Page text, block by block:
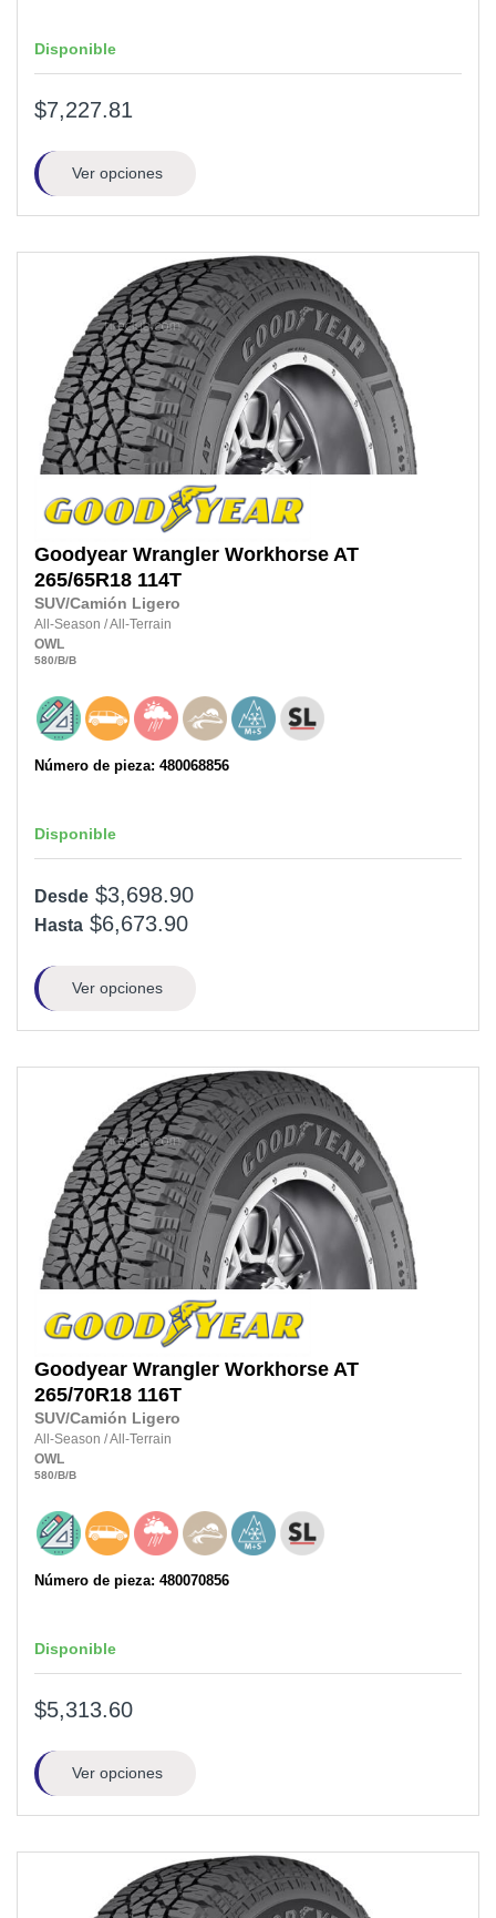
Disponible
$7,227.81
Ver opciones
Goodyear Wrangler Workhorse AT
265/65R18 114T
SUV/Camión Ligero
All-Season /All-Terrain
OWL
580/B/B
Número de pieza: 480068856
Disponible
Desde $3,698.90
Hasta $6,673.90
Ver opciones
Goodyear Wrangler Workhorse AT
265/70R18 116T
SUV/Camión Ligero
All-Season /All-Terrain
OWL
580/B/B
Número de pieza: 480070856
Disponible
$5,313.60
Ver opciones